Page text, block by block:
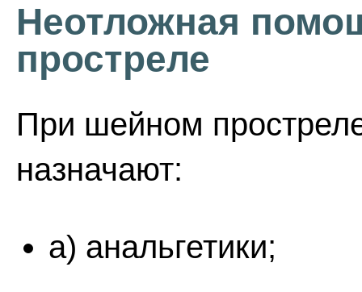
Неотложная
простреле
При шейном
назначают:
а) анальгетики;